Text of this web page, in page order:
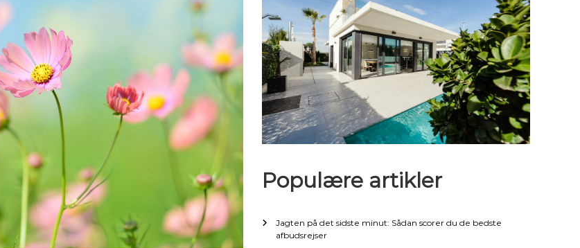
Populære artikler
Jagten på det sidste minut: Sådan scorer du de bedste
afbudsrejser